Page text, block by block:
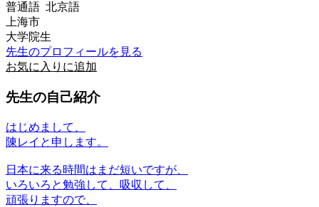
普通語 北京語
上海市
大学院生
先生のプロフィールを見る
お気に入りに追加
先生の自己紹介
はじめまして、
陳レイと申します。
日本に来る時間はまだ短いですが、
いろいろと勉強して、吸収して、
頑張りますので、